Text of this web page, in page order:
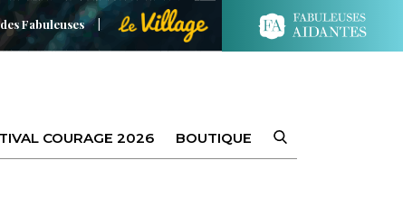
Fabuleuses
COURAGE 2026 BOUTIQUE